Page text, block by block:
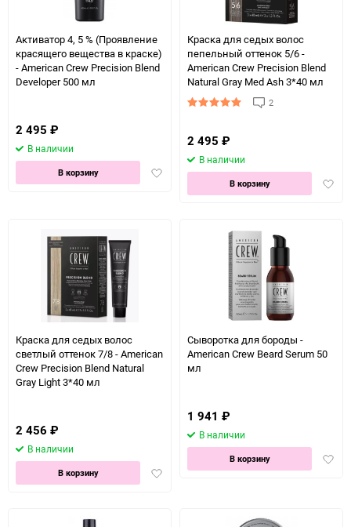
150
Активатор 4, 5 % (Проявление
красящего вещества в краске)
- American Crew Precision Blend
Developer 500 мл
2 495 ₽
В наличии
Добавить
В корзину
Краска для седых волос
пепельный оттенок 5/6 -
American Crew Precision Blend
Natural Gray Med Ash 3*40 мл
2
2 495 ₽
В наличии
В корзину
Краска для седых волос
светлый оттенок 7/8 - American
Crew Precision Blend Natural
Gray Light 3*40 мл
2 456 ₽
В наличии
Добавить
В корзину
Сыворотка для бороды -
American Crew Beard Serum 50
мл
1 941 ₽
В наличии
В корзину